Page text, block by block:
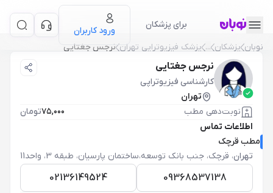
برای پزشکان
ورود کاربران
نوبان پزشکان ... پزشک فیزیوتراپی تهران نرجس جغتایی
نرجس جغتایی
کارشناسی فیزیوتراپی
تهران
نوبت‌دهی مطب
۷۵,۰۰۰تومان
اطلاعات تماس
مطب قرچک
تهران، قرچک، جنب بانک توسعه،ساختمان پارسیان، طبقه 3، واحد11
09368537138
02136149524